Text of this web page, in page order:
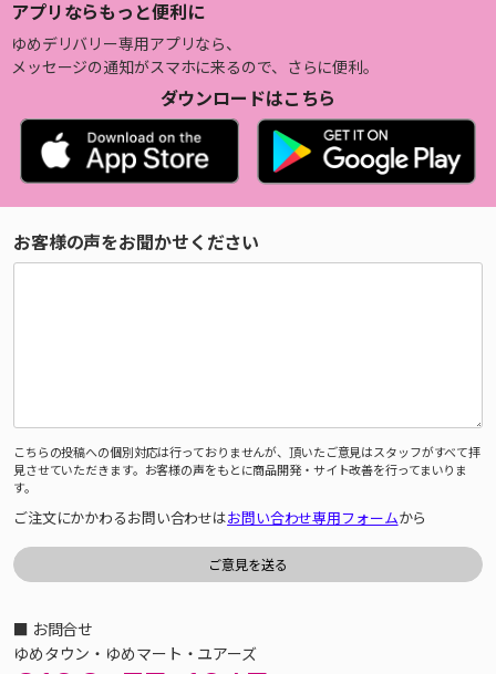
アプリならもっと便利に
ゆめデリバリー専用アプリなら、
メッセージの通知がスマホに来るので、さらに便利。
ダウンロードはこちら
お客様の声をお聞かせください
こちらの投稿への個別対応は行っておりませんが、頂いたご意見はスタッフがすべて拝
見させていただきます。お客様の声をもとに商品開発・サイト改善を行ってまいりま
す。
ご注文にかかわるお問い合わせはお問い合わせ専用フォームから
■ お問合せ
ゆめタウン・ゆめマート・ユアーズ